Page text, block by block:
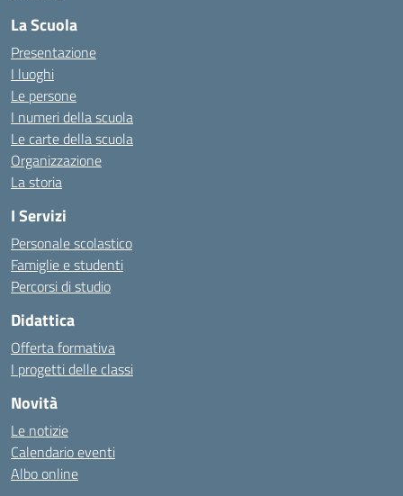
La Scuola
Presentazione
I luoghi
Le persone
I numeri della scuola
Le carte della scuola
Organizzazione
La storia
I Servizi
Personale scolastico
Famiglie e studenti
Percorsi di studio
Didattica
Offerta formativa
I progetti delle classi
Novità
Le notizie
Calendario eventi
Albo online